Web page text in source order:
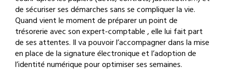
de sécuriser ses démarches sans se compliquer la vie.
Quand vient le moment de préparer un point de
trésorerie avec son expert-comptable , elle lui fait part
de ses attentes. Il va pouvoir l’accompagner dans la mise
en place de la signature électronique et l’adoption de
l’identité numérique pour optimiser ses semaines.